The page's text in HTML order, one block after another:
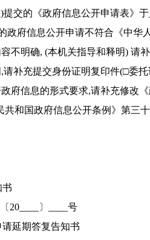
交的《政府信息公开申请表》于
政府信息公开申请不符合《中华
不明确, (本机关指导和释明) 请
请补充提交身份证明复印件(□委
府信息的形式要求,请补充修改
共和国政府信息公开条例》第三
书
20____〕____号
延期答复告知书